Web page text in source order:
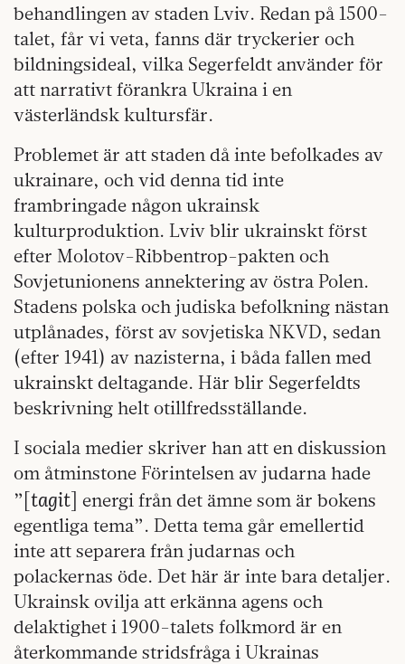
behandlingen av staden Lviv. Redan på 1500-
talet, får vi veta, fanns där tryckerier och
bildningsideal, vilka Segerfeldt använder för
att narrativt förankra Ukraina i en
västerländsk kultursfär.
Problemet är att staden då inte befolkades av
ukrainare, och vid denna tid inte
frambringade någon ukrainsk
kulturproduktion. Lviv blir ukrainskt först
efter Molotov-Ribbentrop-pakten och
Sovjetunionens annektering av östra Polen.
Stadens polska och judiska befolkning nästan
utplånades, först av sovjetiska NKVD, sedan
(efter 1941) av nazisterna, i båda fallen med
ukrainskt deltagande. Här blir Segerfeldts
beskrivning helt otillfredsställande.
I sociala medier skriver han att en diskussion
om åtminstone Förintelsen av judarna hade
”[tagit] energi från det ämne som är bokens
egentliga tema”. Detta tema går emellertid
inte att separera från judarnas och
polackernas öde. Det här är inte bara detaljer.
Ukrainsk ovilja att erkänna agens och
delaktighet i 1900-talets folkmord är en
återkommande stridsfråga i Ukrainas